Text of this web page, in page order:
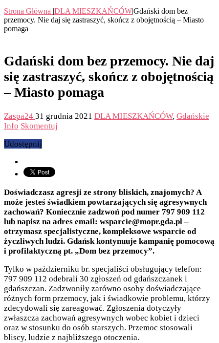
Strona Główna |DLA MIESZKAŃCÓW|Gdański dom bez
przemocy. Nie daj się zastraszyć, skończ z obojętnością – Miasto
pomaga
Gdański dom bez przemocy. Nie daj
się zastraszyć, skończ z obojętnością
– Miasto pomaga
Zaspa24 31 grudnia 2021 DLA MIESZKAŃCÓW, Gdańskie
Info Skomentuj
Udostępnij
Doświadczasz agresji ze strony bliskich, znajomych? A
może jesteś świadkiem powtarzających się agresywnych
zachowań? Koniecznie zadzwoń pod numer 797 909 112
lub napisz na adres email: wsparcie@mopr.gda.pl –
otrzymasz specjalistyczne, kompleksowe wsparcie od
życzliwych ludzi. Gdańsk kontynuuje kampanię pomocową
i profilaktyczną pt. „Dom bez przemocy”.
Tylko w październiku br. specjaliści obsługujący telefon:
797 909 112 odebrali 30 zgłoszeń od gdańszczanek i
gdańszczan. Zadzwoniły zarówno osoby doświadczające
różnych form przemocy, jak i świadkowie problemu, którzy
zdecydowali się zareagować. Zgłoszenia dotyczyły
zwłaszcza zachowań agresywnych wobec kobiet i dzieci
oraz w stosunku do osób starszych. Przemoc stosowali
bliscy, ludzie z najbliższego otoczenia.